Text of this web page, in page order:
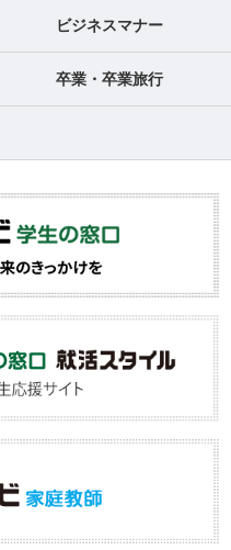
ビジネスマナー
卒業・卒業旅行